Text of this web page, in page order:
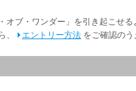
オブ・ワンダー」を引き起こせ
、
エントリー方法 をご確認のう